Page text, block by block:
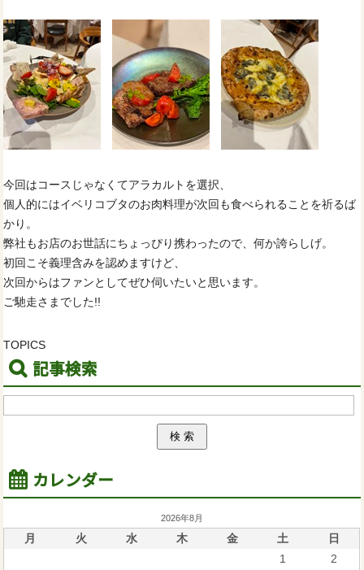
今回はコースじゃなくてアラカルトを選択、
個人的にはイベリコブタのお肉料理が次回も食べられることを祈るば
かり。
弊社もお店のお世話にちょっぴり携わったので、何か誇らしげ。
初回こそ義理含みを認めますけど、
次回からはファンとしてぜひ伺いたいと思います。
ご馳走さまでした!!
TOPICS
記事検索
カレンダー
2026年8月
月 火 水 木 金 土 日
1
2